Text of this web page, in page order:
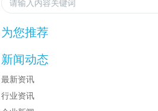
为您推荐
新闻动态
最新资讯
行业资讯